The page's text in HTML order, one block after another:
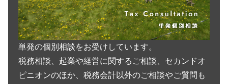
単発の個別相談をお受けしています。
税務相談、起業や経営に関するご相談、セカンドオ
ピニオンのほか、税務会計以外のご相談やご質問も